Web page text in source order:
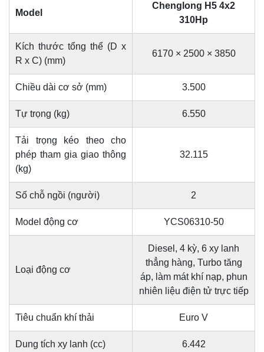
Model
Chenglong H5 4x2
310Hp
Kích thước tổng thể (D x
R x C) (mm)
6170 × 2500 × 3850
Chiều dài cơ sở (mm) 3.500
Tự trọng (kg) 6.550
Tải trọng kéo theo cho
phép tham gia giao thông
(kg)
32.115
Số chỗ ngồi (người) 2
Model động cơ YCS06310-50
Loại động cơ
Diesel, 4 kỳ, 6 xy lanh
thẳng hàng, Turbo tăng
áp, làm mát khí nạp, phun
nhiên liệu điện tử trực tiếp
Tiêu chuẩn khí thải Euro V
Dung tích xy lanh (cc) 6.442